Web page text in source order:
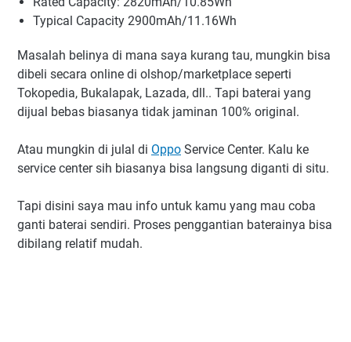
Typical Capacity 2900mAh/11.16Wh
Masalah belinya di mana saya kurang tau, mungkin bisa
dibeli secara online di olshop/marketplace seperti
Tokopedia, Bukalapak, Lazada, dll.. Tapi baterai yang
dijual bebas biasanya tidak jaminan 100% original.
Atau mungkin di julal di Oppo Service Center. Kalu ke
service center sih biasanya bisa langsung diganti di situ.
Tapi disini saya mau info untuk kamu yang mau coba
ganti baterai sendiri. Proses penggantian baterainya bisa
dibilang relatif mudah.